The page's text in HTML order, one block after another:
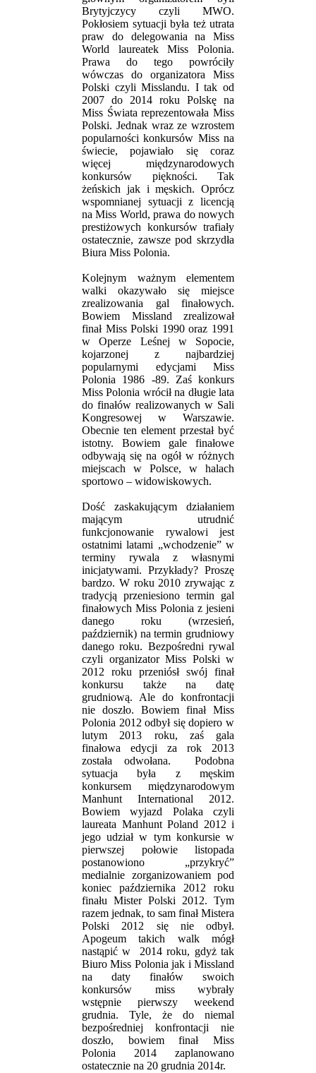
Brytyjczycy czyli MWO.
Pokłosiem sytuacji była też utrata
praw do delegowania na Miss
World laureatek Miss Polonia.
Prawa do tego powróciły
wówczas do organizatora Miss
Polski czyli Misslandu. I tak od
2007 do 2014 roku Polskę na
Miss Świata reprezentowała Miss
Polski. Jednak wraz ze wzrostem
popularności konkursów Miss na
świecie, pojawiało się coraz
więcej międzynarodowych
konkursów piękności. Tak
żeńskich jak i męskich. Oprócz
wspomnianej sytuacji z licencją
na Miss World, prawa do nowych
prestiżowych konkursów trafiały
ostatecznie, zawsze pod skrzydła
Biura Miss Polonia.
Kolejnym ważnym elementem
walki okazywało się miejsce
zrealizowania gal finałowych.
Bowiem Missland zrealizował
finał Miss Polski 1990 oraz 1991
w Operze Leśnej w Sopocie,
kojarzonej z najbardziej
popularnymi edycjami Miss
Polonia 1986 -89. Zaś konkurs
Miss Polonia wrócił na długie lata
do finałów realizowanych w Sali
Kongresowej w Warszawie.
Obecnie ten element przestał być
istotny. Bowiem gale finałowe
odbywają się na ogół w różnych
miejscach w Polsce, w halach
sportowo – widowiskowych.
Dość zaskakującym działaniem
mającym utrudnić
funkcjonowanie rywalowi jest
ostatnimi latami „wchodzenie” w
terminy rywala z własnymi
inicjatywami. Przykłady? Proszę
bardzo. W roku 2010 zrywając z
tradycją przeniesiono termin gal
finałowych Miss Polonia z jesieni
danego roku (wrzesień,
październik) na termin grudniowy
danego roku. Bezpośredni rywal
czyli organizator Miss Polski w
2012 roku przeniósł swój finał
konkursu także na datę
grudniową. Ale do konfrontacji
nie doszło. Bowiem finał Miss
Polonia 2012 odbył się dopiero w
lutym 2013 roku, zaś gala
finałowa edycji za rok 2013
została odwołana. Podobna
sytuacja była z męskim
konkursem międzynarodowym
Manhunt International 2012.
Bowiem wyjazd Polaka czyli
laureata Manhunt Poland 2012 i
jego udział w tym konkursie w
pierwszej połowie listopada
postanowiono „przykryć”
medialnie zorganizowaniem pod
koniec października 2012 roku
finału Mister Polski 2012. Tym
razem jednak, to sam finał Mistera
Polski 2012 się nie odbył.
Apogeum takich walk mógł
nastąpić w 2014 roku, gdyż tak
Biuro Miss Polonia jak i Missland
na daty finałów swoich
konkursów miss wybrały
wstępnie pierwszy weekend
grudnia. Tyle, że do niemal
bezpośredniej konfrontacji nie
doszło, bowiem finał Miss
Polonia 2014 zaplanowano
ostatecznie na 20 grudnia 2014r.